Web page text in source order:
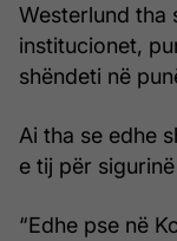
Westerlund tha
institucionet,
shëndeti në
Ai tha se edhe
e tij për
“Edhe pse në